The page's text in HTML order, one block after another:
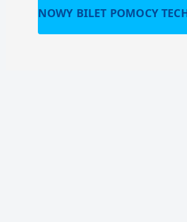
NOWY BILET POMOCY